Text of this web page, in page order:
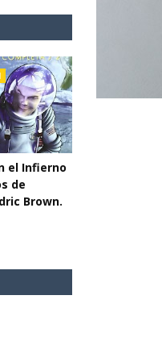
el Infierno
de
Brown.